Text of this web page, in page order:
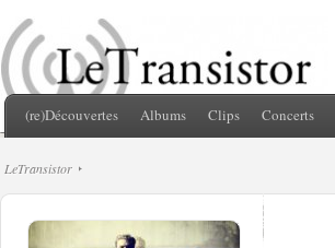
(re)Découvertes Albums Clips Concerts
LeTransistor